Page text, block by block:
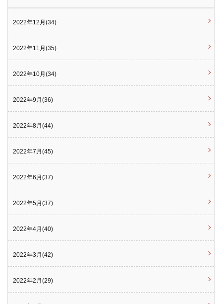
2022年12月(34)
2022年11月(35)
2022年10月(34)
2022年9月(36)
2022年8月(44)
2022年7月(45)
2022年6月(37)
2022年5月(37)
2022年4月(40)
2022年3月(42)
2022年2月(29)